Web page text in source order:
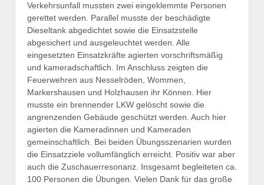
Verkehrsunfall mussten zwei eingeklemmte Personen
gerettet werden. Parallel musste der beschädigte
Dieseltank abgedichtet sowie die Einsatzstelle
abgesichert und ausgeleuchtet werden. Alle
eingesetzten Einsatzkräfte agierten vorschriftsmäßig
und kameradschaftlich. Im Anschluss zeigten die
Feuerwehren aus Nesselröden, Wommen,
Markershausen und Holzhausen ihr Können. Hier
musste ein brennender LKW gelöscht sowie die
angrenzenden Gebäude geschützt werden. Auch hier
agierten die Kameradinnen und Kameraden
gemeinschaftlich. Bei beiden Übungsszenarien wurden
die Einsatzziele vollumfänglich erreicht. Positiv war aber
auch die Zuschauerresonanz. Insgesamt begleiteten ca.
100 Personen die Übungen. Vielen Dank für das große